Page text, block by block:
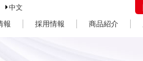
中文
報 採用情報 商品紹介